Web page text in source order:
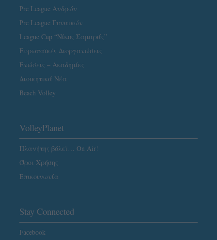
Pre League Ανδρών
Pre League Γυναικών
League Cup “Νίκος Σαμαράς”
Ευρωπαϊκές Διοργανώσεις
Ενώσεις – Ακαδημίες
Διοικητικά Νέα
Beach Volley
VolleyPlanet
Πλανήτης βόλεϊ… On Air!
Όροι Χρήσης
Επικοινωνία
Stay Connected
Facebook